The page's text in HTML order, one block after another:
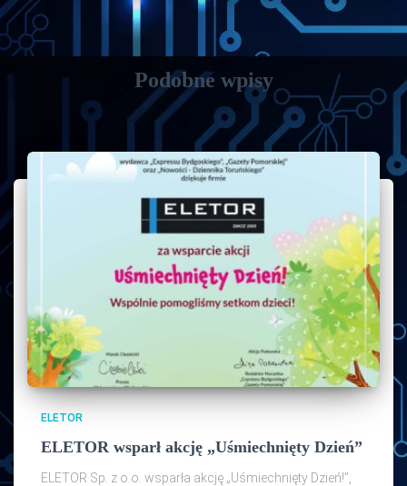
Podobne wpisy
ELETOR
ELETOR wsparł akcję „Uśmiechnięty Dzień”
ELETOR Sp. z o.o. wsparła akcję „Uśmiechnięty Dzień!”,